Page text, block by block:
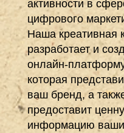
активности в
цифрового
Наша креативная
разработает и
онлайн-
которая
ваш бренд, а
предоставит
информацию